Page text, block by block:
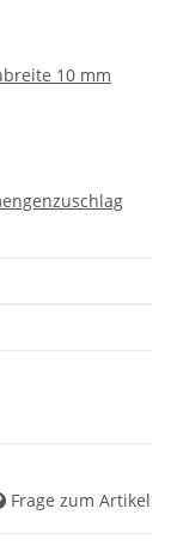
10 mm
Frage zum Artikel